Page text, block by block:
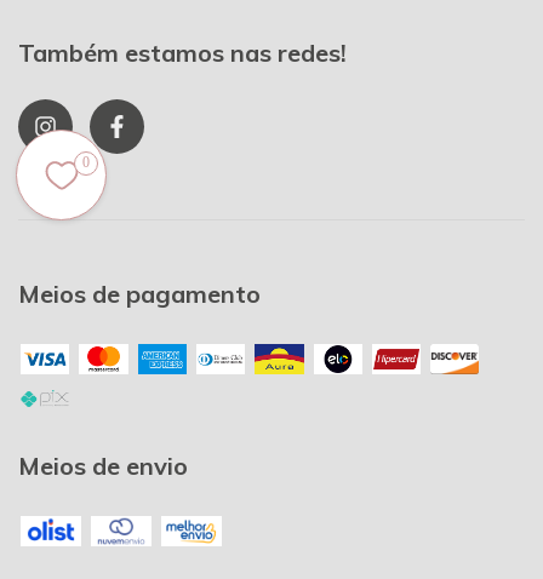
Também estamos nas redes!
Meios de pagamento
Meios de envio
0